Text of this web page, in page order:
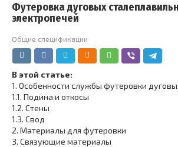
Футеровка дуговых
электропечей
Общие спецификации
В этой статье:
1. Особенности службы футеровки
1.1. Подина и откосы
1.2. Стены
1.3. Свод
2. Материалы для футеровки
3. Связующие материалы